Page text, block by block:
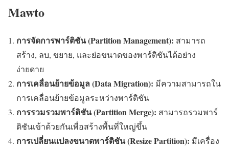
Mawto
การจัดการพาร์ติชัน (Partition Management): สามารถ
สร้าง, ลบ, ขยาย, และย่อขนาดของพาร์ติชันได้อย่าง
ง่ายดาย
การเคลื่อนย้ายข้อมูล (Data Migration): มีความสามารถใน
การเคลื่อนย้ายข้อมูลระหว่างพาร์ติชัน
การรวมรวมพาร์ติชัน (Partition Merge): สามารถรวมพาร์
ติชันเข้าด้วยกันเพื่อสร้างพื้นที่ใหญ่ขึ้น
การเปลี่ยนแปลงขนาดพาร์ติชัน (Resize Partition): มีเครื่อง